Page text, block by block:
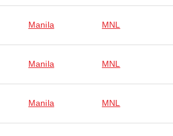
Manila MNL
Manila MNL
Manila MNL